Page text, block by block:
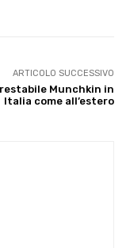
ARTICOLO SUCCESSIVO
Munchkin in
Italia come all’estero